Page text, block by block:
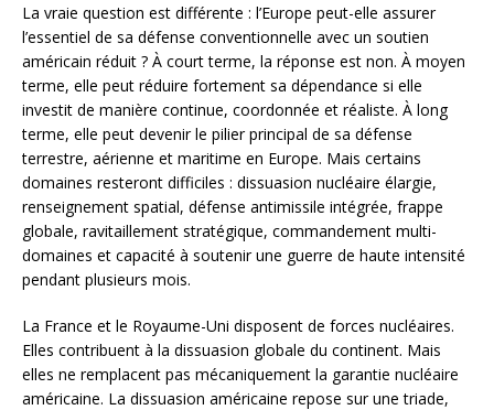
La vraie question est différente : l’Europe peut-elle assurer
l’essentiel de sa défense conventionnelle avec un soutien
américain réduit ? À court terme, la réponse est non. À moyen
terme, elle peut réduire fortement sa dépendance si elle
investit de manière continue, coordonnée et réaliste. À long
terme, elle peut devenir le pilier principal de sa défense
terrestre, aérienne et maritime en Europe. Mais certains
domaines resteront difficiles : dissuasion nucléaire élargie,
renseignement spatial, défense antimissile intégrée, frappe
globale, ravitaillement stratégique, commandement multi-
domaines et capacité à soutenir une guerre de haute intensité
pendant plusieurs mois.
La France et le Royaume-Uni disposent de forces nucléaires.
Elles contribuent à la dissuasion globale du continent. Mais
elles ne remplacent pas mécaniquement la garantie nucléaire
américaine. La dissuasion américaine repose sur une triade,